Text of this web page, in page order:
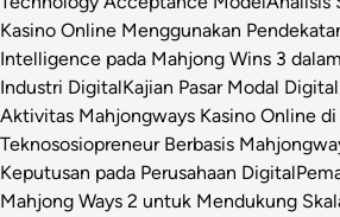
Kasino Online Menggunakan
Intelligence pada Mahjong Wins 3
Industri DigitalKajian Pasar Modal
Aktivitas Mahjongways Kasino Online
Teknososiopreneur Berbasis
Keputusan pada Perusahaan Digital
Mahjong Ways 2 untuk Mendukung